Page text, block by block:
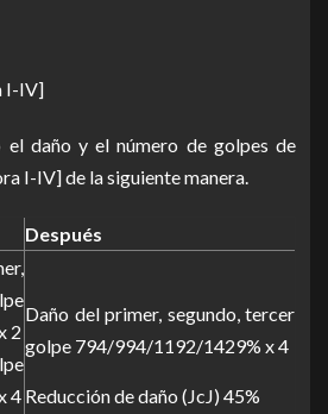
I-IV]
el daño y el número de golpes de
I-IV] de la siguiente manera.
Después
2
4
Daño del primer, segundo, tercer
golpe 794/994/1192/1429% x 4
Reducción de daño (JcJ) 45%